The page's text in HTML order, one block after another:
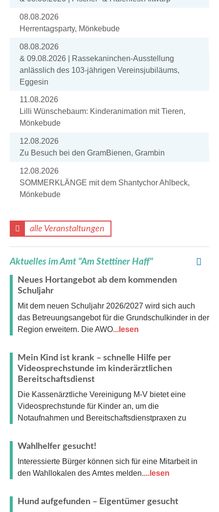
08.08.2026
Herrentagsparty, Mönkebude
08.08.2026
& 09.08.2026 | Rassekaninchen-Ausstellung
anlässlich des 103-jährigen Vereinsjubiläums,
Eggesin
11.08.2026
Lilli Wünschebaum: Kinderanimation mit Tieren,
Mönkebude
12.08.2026
Zu Besuch bei den GramBienen, Grambin
12.08.2026
SOMMERKLÄNGE mit dem Shantychor Ahlbeck,
Mönkebude
alle Veranstaltungen
Aktuelles im Amt "Am Stettiner Haff"
Neues Hortangebot ab dem kommenden
Schuljahr
Mit dem neuen Schuljahr 2026/2027 wird sich auch
das Betreuungsangebot für die Grundschulkinder in der
Region erweitern. Die AWO...lesen
Mein Kind ist krank – schnelle Hilfe per
Videosprechstunde im kinderärztlichen
Bereitschaftsdienst
Die Kassenärztliche Vereinigung M-V bietet eine
Videosprechstunde für Kinder an, um die
Notaufnahmen und Bereitschaftsdienstpraxen zu
Wahlhelfer gesucht!
Interessierte Bürger können sich für eine Mitarbeit in
den Wahllokalen des Amtes melden....lesen
Hund aufgefunden – Eigentümer gesucht